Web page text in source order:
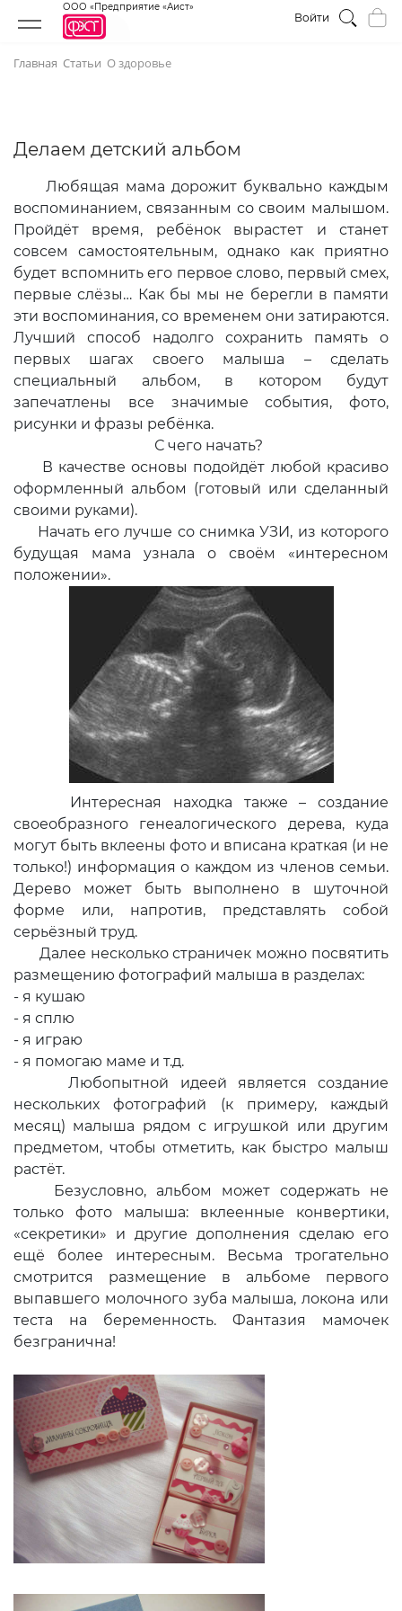
ООО «Предприятие «Аист»
Войти
Главная Статьи О здоровье
Делаем детский альбом
Любящая мама дорожит буквально каждым
воспоминанием, связанным со своим малышом.
Пройдёт время, ребёнок вырастет и станет
совсем самостоятельным, однако как приятно
будет вспомнить его первое слово, первый смех,
первые слёзы… Как бы мы не берегли в памяти
эти воспоминания, со временем они затираются.
Лучший способ надолго сохранить память о
первых шагах своего малыша – сделать
специальный альбом, в котором будут
запечатлены все значимые события, фото,
рисунки и фразы ребёнка.
С чего начать?
В качестве основы подойдёт любой красиво
оформленный альбом (готовый или сделанный
своими руками).
Начать его лучше со снимка УЗИ, из которого
будущая мама узнала о своём «интересном
положении».
Интересная находка также – создание
своеобразного генеалогического дерева, куда
могут быть вклеены фото и вписана краткая (и не
только!) информация о каждом из членов семьи.
Дерево может быть выполнено в шуточной
форме или, напротив, представлять собой
серьёзный труд.
Далее несколько страничек можно посвятить
размещению фотографий малыша в разделах:
- я кушаю
- я сплю
- я играю
- я помогаю маме и т.д.
Любопытной идеей является создание
нескольких фотографий (к примеру, каждый
месяц) малыша рядом с игрушкой или другим
предметом, чтобы отметить, как быстро малыш
растёт.
Безусловно, альбом может содержать не
только фото малыша: вклеенные конвертики,
«секретики» и другие дополнения сделаю его
ещё более интересным. Весьма трогательно
смотрится размещение в альбоме первого
выпавшего молочного зуба малыша, локона или
теста на беременность. Фантазия мамочек
безгранична!